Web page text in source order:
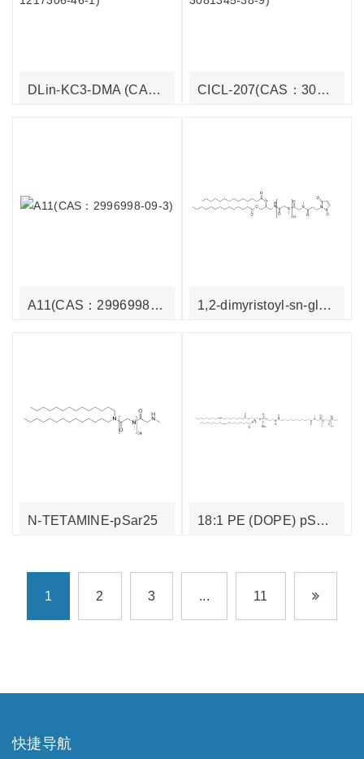
DLin-KC3-DMA (CAS：1217306-46-1) CICL-207(CAS：3081345-38-9)
A11(CAS：2996998-09-3) 1,2-dimyristoyl-sn-glycero-3-succinyl-N-polysarcosine-25-N-Maleimide
N-TETAMINE-pSar25 18:1 PE (DOPE) pSar25
1 2 3 ... 11
快捷导航